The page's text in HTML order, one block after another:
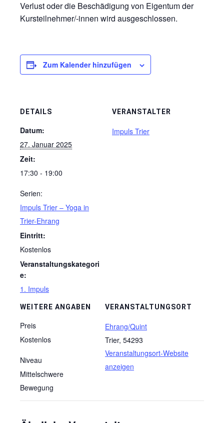
Verlust oder die Beschädigung von Eigentum der
Kursteilnehmer/-innen wird ausgeschlossen.
Zum Kalender hinzufügen
DETAILS
Datum:
27. Januar 2025
Zeit:
17:30 - 19:00
Serien:
Impuls Trier – Yoga in
Trier-Ehrang
Eintritt:
Kostenlos
Veranstaltungskategori
e:
1. Impuls
VERANSTALTUNGSORT
Ehrang/Quint
Trier, 54293
Veranstaltungsort-Website
anzeigen
VERANSTALTER
Impuls Trier
WEITERE ANGABEN
Preis
Kostenlos
Niveau
Mittelschwere
Bewegung